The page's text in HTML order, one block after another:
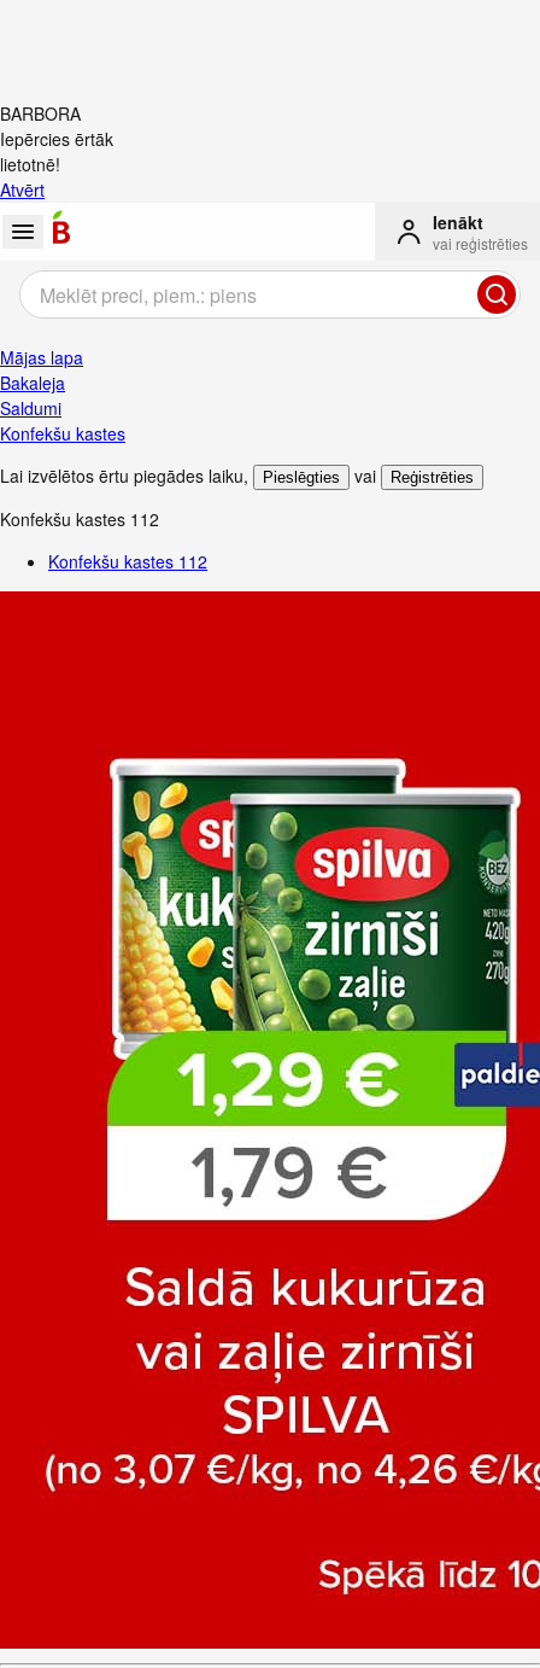
BARBORA
Iepērcies ērtāk
lietotnē!
Atvērt
Ienākt
vai reģistrēties
Mājas lapa
Bakaleja
Saldumi
Konfekšu kastes
Lai izvēlētos ērtu piegādes laiku, Pieslēgties vai Reģistrēties
Konfekšu kastes 112
Konfekšu kastes 112